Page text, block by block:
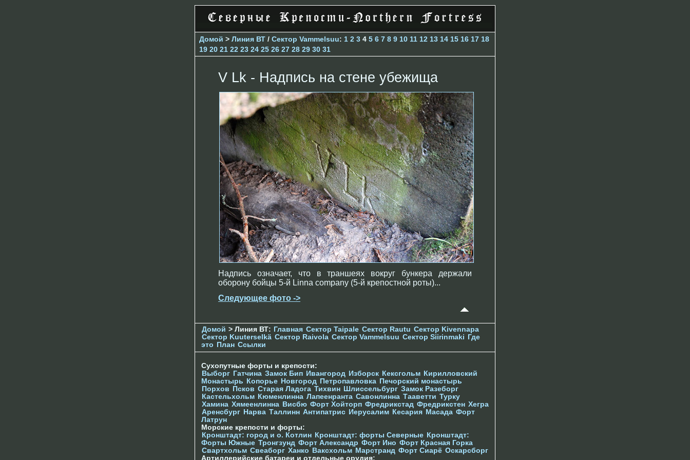
Домой > Линия ВТ / Сектор Vammelsuu: 1 2 3 4 5 6 7 8 9 10 11 12 13 14 15 16 17 18
19 20 21 22 23 24 25 26 27 28 29 30 31
V Lk - Надпись на стене убежища
Надпись означает, что в траншеях вокруг бункера держали
оборону бойцы 5-й Linna company (5-й крепостной роты)...
Следующее фото ->
Домой > Линия ВТ: Главная Сектор Taipale Сектор Rautu Сектор Kivennapa
Сектор Kuuterselkä Сектор Raivola Сектор Vammelsuu Сектор Siirinmaki
Где
это
План Ссылки
Сухопутные форты и крепости:
Выборг Гатчина Замок Бип Ивангород Изборск Кексгольм Кирилловский
Монастырь
Копорье Новгород Петропавловка Печорcкий монастырь
Порхов
Псков Старая Ладога Тихвин Шлиссельбург Замок Разеборг
Кастельхольм Кюменлинна Лапеенранта Савонлинна Тааветти Турку
Хамина Хямеенлинна Висбю Форт Хойторп Фредрикстад Фредрикстен Хегра
Аренсбург Нарва Таллинн Антипатрис Иерусалим Кесария Масада Форт
Латрун
Морские крепости и форты:
Кронштадт: город и о. Котлин Кронштадт: форты Северные Кронштадт:
Форты Южные Тронгзунд Форт Александр Форт Ино Форт Красная Горка
Свартхольм Свеаборг Ханко Ваксхольм Марстранд Форт Сиарё Оскарсборг
Артиллерийские батареи и отдельные орудия: